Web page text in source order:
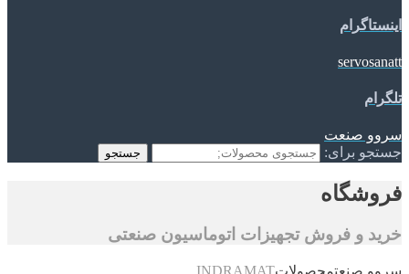
اینستاگرام
servosanatt
تلگرام
سروو صنعت
جستجو برای:
جستجو
فروشگاه
خرید و فروش تجهیزات اتوماسیون صنعتی
سروو صنعتمحصولاتINDRAMAT